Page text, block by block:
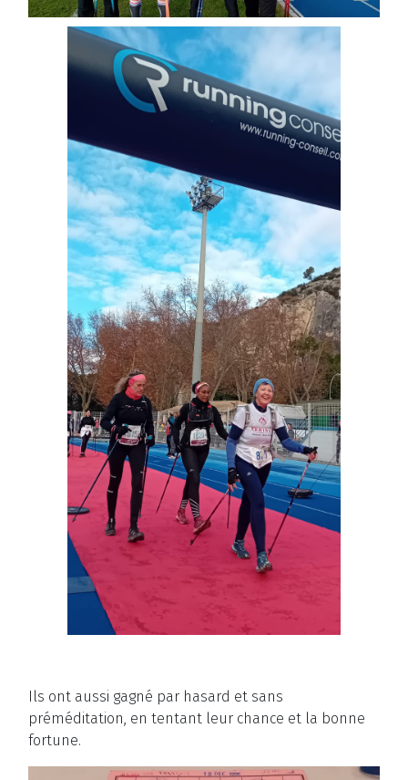
Ils ont aussi gagné par hasard et sans
préméditation, en tentant leur chance et la bonne
fortune.